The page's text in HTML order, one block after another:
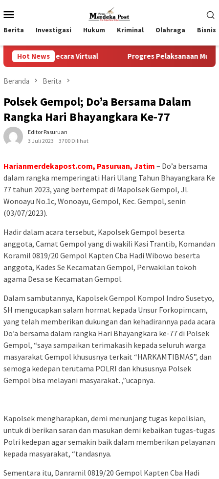
ke
kontenMobile
Berita Investigasi Hukum Kriminal Olahraga Bisnis
Hot News
Virtual Progres Pelaksanaan Musrenbangdes
Beranda Berita
Polsek Gempol; Do’a Bersama Dalam
Rangka Hari Bhayangkara Ke-77
Editor Pasuruan
3 Juli 2023
3700 Dilihat
Harianmerdekapost.com, Pasuruan, Jatim – Do’a bersama
dalam rangka memperingati Hari Ulang Tahun Bhayangkara Ke
77 tahun 2023, yang bertempat di Mapolsek Gempol, Jl.
Wonoayu No.1c, Wonoayu, Gempol, Kec. Gempol, senin
(03/07/2023).
Hadir dalam acara tersebut, Kapolsek Gempol beserta
anggota, Camat Gempol yang di wakili Kasi Trantib, Komandan
Koramil 0819/20 Gempol Kapten Cba Hadi Wibowo beserta
anggota, Kades Se Kecamatan Gempol, Perwakilan tokoh
agama Desa se Kecamatan Gempol.
Dalam sambutannya, Kapolsek Gempol Kompol Indro Susetyo,
SH mengucapkan salam hormat kepada Unsur Forkopimcam,
yang telah memberikan dukungan dan kehadirannya pada acara
Do’a bersama dalam rangka Hari Bhayangkara ke-77 di Polsek
Gempol, “saya sampaikan terimakasih kepada seluruh warga
masyarakat Gempol khususnya terkait “HARKAMTIBMAS”, dan
semoga kedepan terutama POLRI dan khususnya Polsek
Gempol bisa melayani masyarakat. ,”ucapnya.
Kapolsek mengharapkan, demi menunjang tugas kepolisian,
untuk di berikan saran dan masukan demi kebaikan tugas-tugas
Polri kedepan agar semakin baik dalam memberikan pelayanan
kepada masyarakat, “tandasnya.
Sementara itu, Danramil 0819/20 Gempol Kapten Cba Hadi